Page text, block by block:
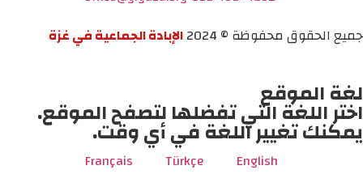
جميع الحقوق محفوظة © 2024
الإبادة الجماعية في غزة
لغة الموقع
اختر اللغة التي تفضلها لتصفح الموقع.
يمكنك تغيير اللغة في أي وقت.
English
Türkçe
Français